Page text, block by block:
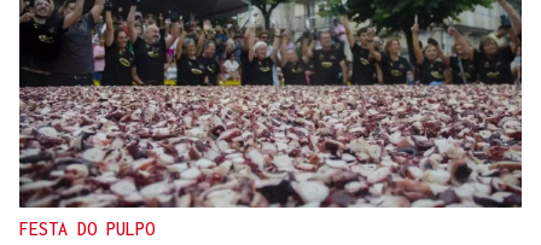
FESTA DO PULPO